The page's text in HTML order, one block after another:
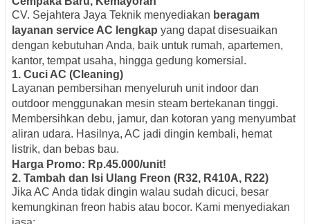
CV. Sejahtera Jaya Teknik menyediakan beragam
layanan service AC lengkap yang dapat disesuaikan
dengan kebutuhan Anda, baik untuk rumah, apartemen,
kantor, tempat usaha, hingga gedung komersial.
1. Cuci AC (Cleaning)
Layanan pembersihan menyeluruh unit indoor dan
outdoor menggunakan mesin steam bertekanan tinggi.
Membersihkan debu, jamur, dan kotoran yang menyumbat
aliran udara. Hasilnya, AC jadi dingin kembali, hemat
listrik, dan bebas bau.
Harga Promo: Rp.45.000/unit!
2. Tambah dan Isi Ulang Freon (R32, R410A, R22)
Jika AC Anda tidak dingin walau sudah dicuci, besar
kemungkinan freon habis atau bocor. Kami menyediakan